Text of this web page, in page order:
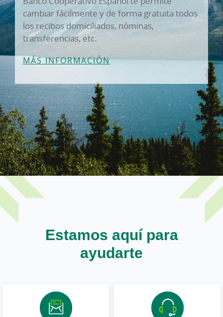
cambiar fácilmente y de forma gratuita todos
los recibos domiciliados, nóminas,
transferencias, etc.
MÁS INFORMACIÓN
Estamos aquí para
ayudarte